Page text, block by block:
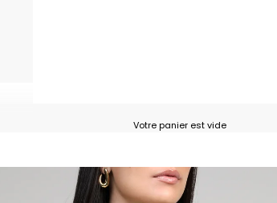
Votre panier est vide